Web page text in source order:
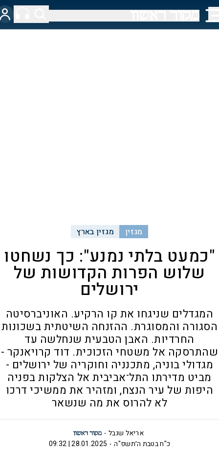
מגזין מגזין בארץ
"כמעט בלתי נמנע": כך נשחטו
שלוש הפרות הקדושות של
ירושלים
המגדלים שניגחו את קו הרקיע. האוניברסיטה
הסגורה והמסוגרת. ההזנחה השיטתית בשכונות
החרדיות. האבן הטבעית שנחלשה עד
שהתרסקה אל משטחי הזכוכית. דוד קרויאנקר -
מגדולי בוניה, מתכנניה וחוקריה של ירושלים -
מביט מדירתו התל־אביבית אל הצלקות בפניה
היפות של עיר הנצח, ומזהיר את ממשיכי דרכו
לא להרוס את מה שנשאר
אריאל שנבל
כ"ח בטבת ה׳תשפ"ה
28.01.2025 | 09:32